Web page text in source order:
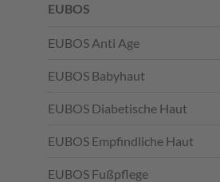
EUBOS
EUBOS Anti Age
EUBOS Babyhaut
EUBOS Diabetische Haut
EUBOS Empfindliche Haut
EUBOS Fußpflege